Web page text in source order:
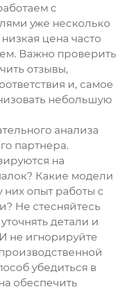
с
уже несколько
цена часто
Важно проверить
отзывы,
и, самое
небольшую
анализа
партнера.
на
? Какие модели
них опыт работы с
Не стесняйтесь
детали и
не игнорируйте
убедиться в
обеспечить